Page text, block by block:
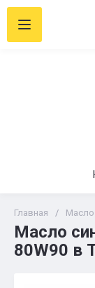
Главная / Масло
Масло
80W90 в